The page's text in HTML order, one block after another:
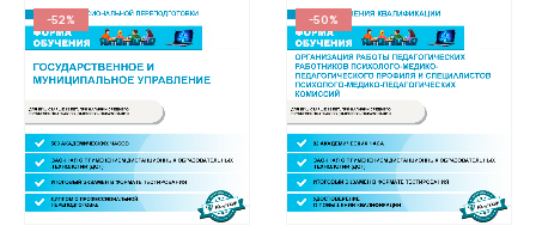
-52% -50%